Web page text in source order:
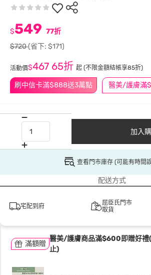
刷中信卡滿$888送3萬點
$549 77折
$720(省下: $171)
活動價$467 65折 起 (不限金額結帳享85折)
加入
查看門市庫存 (可能有時間
配送方式
宅配到府
屈臣氏門市
取貨
滿額贈
醫美/護膚商品滿$600即贈好禮
止)